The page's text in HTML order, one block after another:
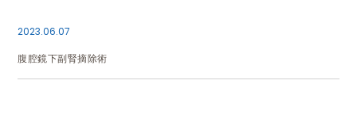
2023.06.07
腹腔鏡下副腎摘除術